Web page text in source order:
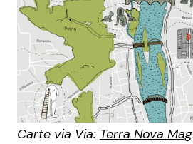
Carte via Via: Terra Nova Mag